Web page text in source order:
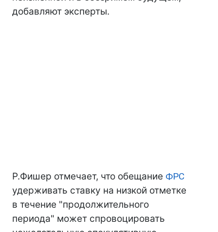
добавляют эксперты.
Р.Фишер отмечает, что обещание ФРС
удерживать ставку на низкой отметке
в течение "продолжительного
периода" может спровоцировать